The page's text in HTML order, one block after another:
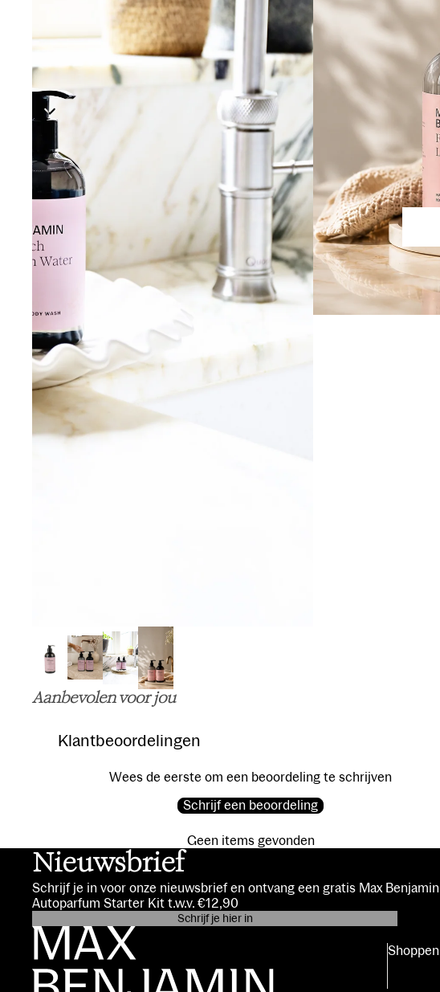
Aanbevolen voor jou
Klantbeoordelingen
Wees de eerste om een beoordeling te schrijven
Schrijf een beoordeling
Geen items gevonden
Nieuwsbrief
Schrijf je in voor onze nieuwsbrief en ontvang een gratis Max Benjamin
Autoparfum Starter Kit t.w.v. €12,90
Schrijf je hier in
Shoppen